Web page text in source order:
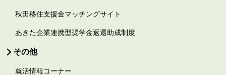
秋田移住支援金マッチングサイト
あきた企業連携型奨学金返還助成制度
その他
就活情報コーナー